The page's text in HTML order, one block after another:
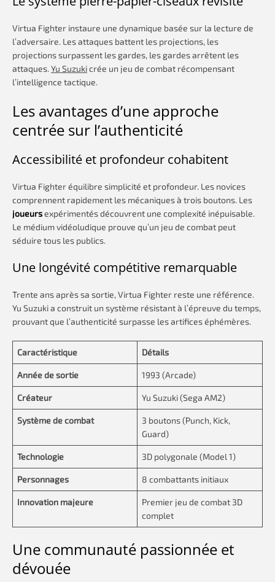
Virtua Fighter instaure une dynamique basée sur la lecture de
l’adversaire. Les attaques battent les projections, les
projections surpassent les gardes, les gardes arrêtent les
attaques. Yu Suzukicrée un jeu de combat récompensant
l’intelligence tactique.
Les avantages d’une approche
centrée sur l’authenticité
Accessibilité et profondeur cohabitent
Virtua Fighter équilibre simplicité et profondeur. Les novices
comprennent rapidement les mécaniques à trois boutons. Les
joueursexpérimentés découvrent une complexité inépuisable.
Le médium vidéoludique prouve qu’un jeu de combat peut
séduire tous les publics.
Une longévité compétitive remarquable
Trente ans après sa sortie, Virtua Fighter reste une référence.
Yu Suzuki a construit un système résistant à l’épreuve du temps,
prouvant que l’authenticité surpasse les artifices éphémères.
Caractéristique Détails
Année de sortie 1993 (Arcade)
Créateur Yu Suzuki (Sega AM2)
Système de combat
3 boutons (Punch, Kick,
Guard)
Technologie 3D polygonale (Model 1)
Personnages 8 combattants initiaux
Innovation majeure
Premier jeu de combat 3D
complet
Une communauté passionnée et
dévouée